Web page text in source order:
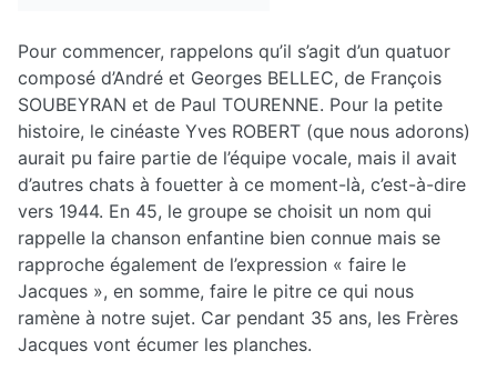
Pour commencer, rappelons qu’il s’agit d’un quatuor
composé d’André et Georges BELLEC, de François
SOUBEYRAN et de Paul TOURENNE. Pour la petite
histoire, le cinéaste Yves ROBERT (que nous adorons)
aurait pu faire partie de l’équipe vocale, mais il avait
d’autres chats à fouetter à ce moment-là, c’est-à-dire
vers 1944. En 45, le groupe se choisit un nom qui
rappelle la chanson enfantine bien connue mais se
rapproche également de l’expression « faire le
Jacques », en somme, faire le pitre ce qui nous
ramène à notre sujet. Car pendant 35 ans, les Frères
Jacques vont écumer les planches.